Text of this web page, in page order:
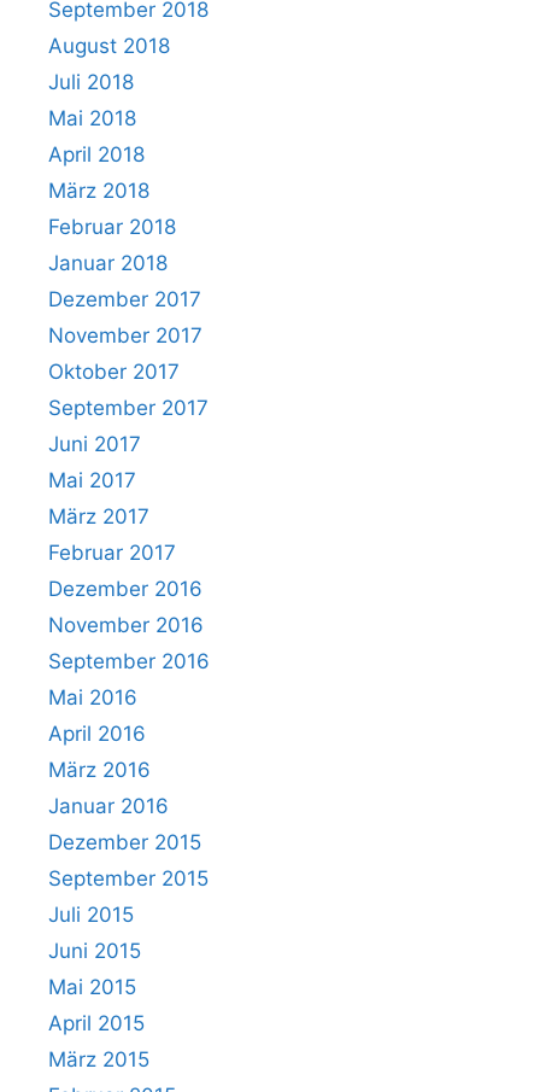
September 2018
August 2018
Juli 2018
Mai 2018
April 2018
März 2018
Februar 2018
Januar 2018
Dezember 2017
November 2017
Oktober 2017
September 2017
Juni 2017
Mai 2017
März 2017
Februar 2017
Dezember 2016
November 2016
September 2016
Mai 2016
April 2016
März 2016
Januar 2016
Dezember 2015
September 2015
Juli 2015
Juni 2015
Mai 2015
April 2015
März 2015